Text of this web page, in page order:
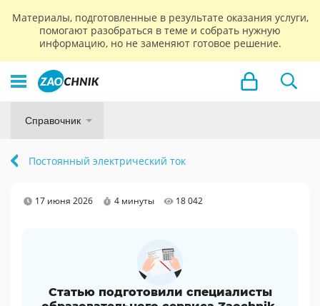
Материалы, подготовленные в результате оказания услуги,
помогают разобраться в теме и собрать нужную
информацию, но не заменяют готовое решение.
Справочник
Постоянный электрический ток
17 июня 2026 4 минуты 18 042
Статью подготовили специалисты